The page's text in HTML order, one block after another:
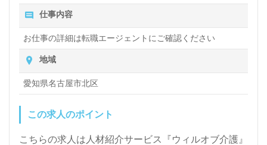
仕事内容
お仕事の詳細は転職エージェントにご確認ください
地域
愛知県名古屋市北区
この求人のポイント
こちらの求人は人材紹介サービス『ウィルオブ介護』